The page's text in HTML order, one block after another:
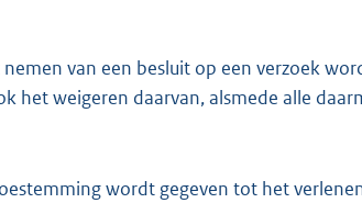
van een besluit op een verzoek
het weigeren daarvan, alsmede alle
wordt gegeven tot het